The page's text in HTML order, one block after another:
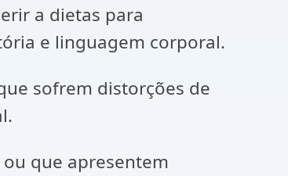
a dietas para
e linguagem corporal.
sofrem distorções de
que apresentem